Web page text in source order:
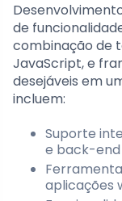
de
combinação de
JavaScript, e
desejáveis em
incluem:
Suporte
e back-end
aplicações